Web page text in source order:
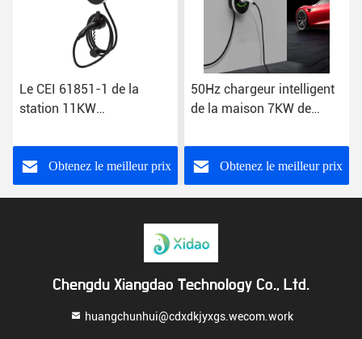
Le CEI 61851-1 de la
station 11KW
chargement de véhicule
électrique d'IP54 16A
Obtenez le meilleur prix
50Hz chargeur intelligent
de la maison 7KW de
chargeant rapidement
Obtenez le meilleur prix
Chengdu Xiangdao Technology Co., Ltd.
huangchunhui@cdxdkjyxgs.wecom.work